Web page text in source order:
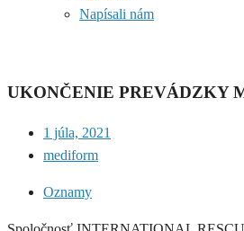
Napísali nám
UKONČENIE PREVÁDZKY
1 júla, 2021
mediform
Oznamy